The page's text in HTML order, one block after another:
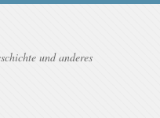
und anderes